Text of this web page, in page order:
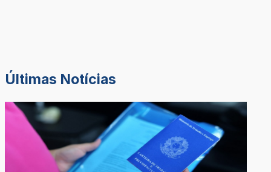
Últimas Notícias